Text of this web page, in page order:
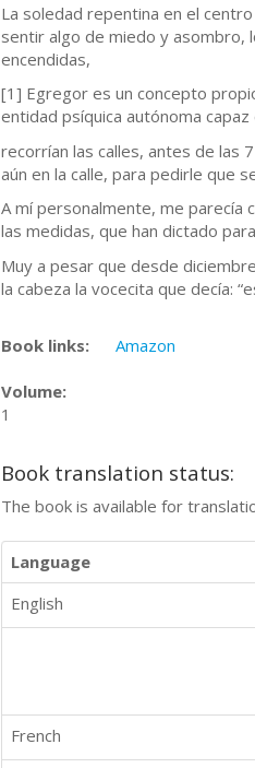
La soledad repentina en el
sentir algo de miedo y asombro,
encendidas,
[1] Egregor es un concepto
entidad psíquica autónoma
recorrían las calles, antes de las
aún en la calle, para pedirle que
A mí personalmente, me parecía
las medidas, que han dictado
Muy a pesar que desde
la cabeza la vocecita que decía:
Book links: Amazon
Volume:
1
Book translation status:
The book is available for
Language
English
French